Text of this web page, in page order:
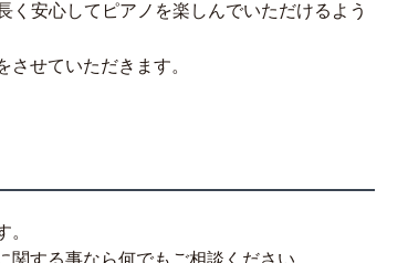
く安心してピアノを楽しんでいただけるよう
せていただきます。
。